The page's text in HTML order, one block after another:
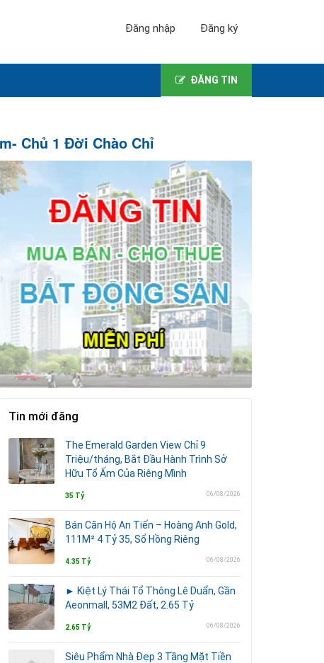
Đăng nhập Đăng ký
ĐĂNG TIN
Chủ 1 Đời Chào Chỉ
Tin mới đăng
The Emerald Garden View Chỉ 9
Triệu/tháng, Bắt Đầu Hành Trình Sở
Hữu Tổ Ấm Của Riêng Mình
35 Tỷ 06/08/2026
Bán Căn Hộ An Tiến – Hoàng Anh Gold,
111M² 4 Tỷ 35, Sổ Hồng Riêng
4.35 Tỷ 06/08/2026
► Kiệt Lý Thái Tổ Thông Lê Duẩn, Gần
Aeonmall, 53M2 Đất, 2.65 Tỷ
2.65 Tỷ 06/08/2026
Siêu Phẩm Nhà Đẹp 3 Tầng Mặt Tiền